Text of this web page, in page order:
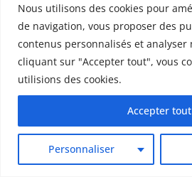
Nous utilisons des cookies pour
de navigation, vous proposer des
contenus personnalisés et analyser
cliquant sur "Accepter tout", vous
utilisions des cookies.
Personnaliser
Accepter tout
Dessins animés
Déterminisme
Detox
Dette
Deux-roues
DGCCRF